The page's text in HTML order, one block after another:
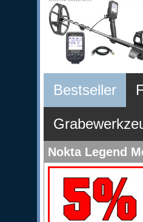
Bestseller
Nokta Legend